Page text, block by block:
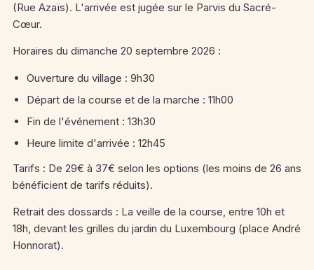
(Rue Azaïs). L'arrivée est jugée sur le Parvis du Sacré-
Cœur.
Horaires du dimanche 20 septembre 2026 :
Ouverture du village : 9h30
Départ de la course et de la marche : 11h00
Fin de l'événement : 13h30
Heure limite d'arrivée : 12h45
Tarifs : De 29€ à 37€ selon les options (les moins de 26 ans
bénéficient de tarifs réduits).
Retrait des dossards : La veille de la course, entre 10h et
18h, devant les grilles du jardin du Luxembourg (place André
Honnorat).